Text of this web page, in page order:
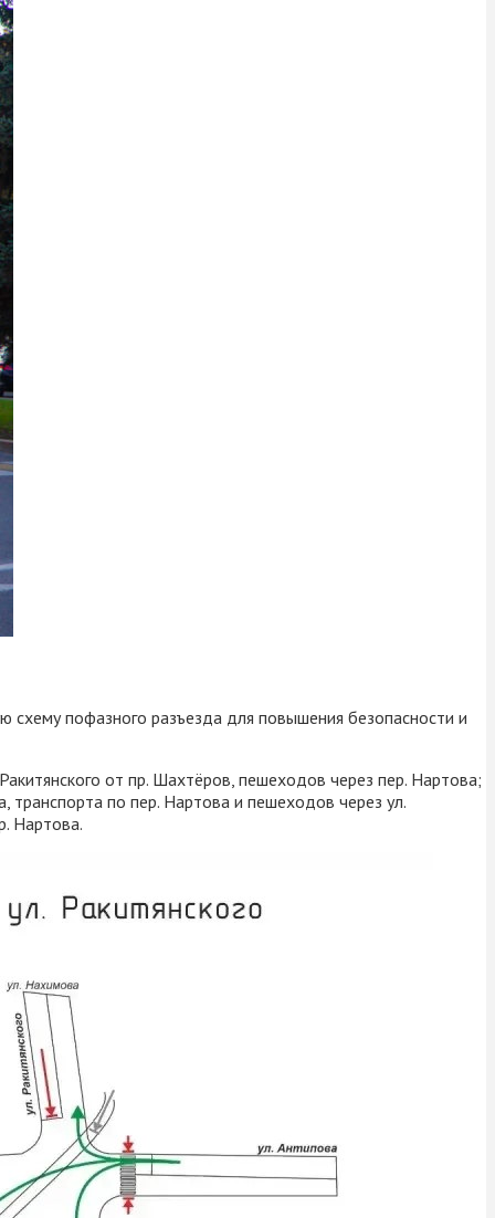
схему пофазного разъезда для повышения безопасности и
от пр. Шахтёров, пешеходов через пер. Нартова;
по пер. Нартова и пешеходов через ул.
Нартова.